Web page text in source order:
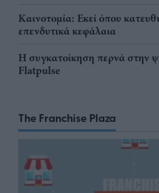
Καινοτομία: Εκεί όπου
επενδυτικά κεφάλαια
Η συγκατοίκηση περνά στην
Flatpulse
The Franchise Plaza